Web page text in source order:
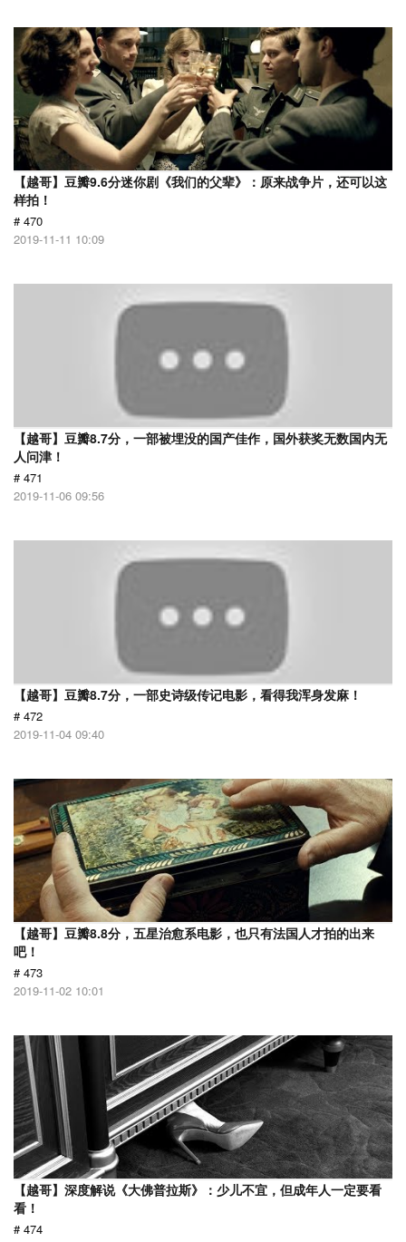
【越哥】豆瓣9.6分迷你剧《我们的父辈》：原来战争片，还可以这
样拍！
# 470
2019-11-11 10:09
【越哥】豆瓣8.7分，一部被埋没的国产佳作，国外获奖无数国内无
人问津！
# 471
2019-11-06 09:56
【越哥】豆瓣8.7分，一部史诗级传记电影，看得我浑身发麻！
# 472
2019-11-04 09:40
【越哥】豆瓣8.8分，五星治愈系电影，也只有法国人才拍的出来
吧！
# 473
2019-11-02 10:01
【越哥】深度解说《大佛普拉斯》：少儿不宜，但成年人一定要看
看！
# 474